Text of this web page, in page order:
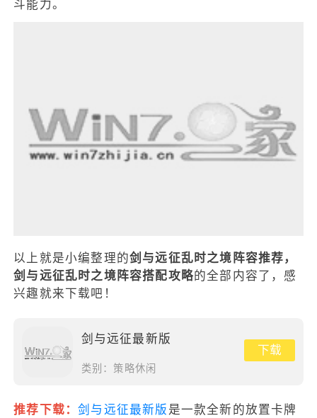
斗能力。
以上就是小编整理的剑与远征乱时之境阵容推荐，
剑与远征乱时之境阵容搭配攻略的全部内容了，感
兴趣就来下载吧！
剑与远征最新版
类别： 策略休闲
下载
推荐下载：剑与远征最新版 是一款全新的放置卡牌